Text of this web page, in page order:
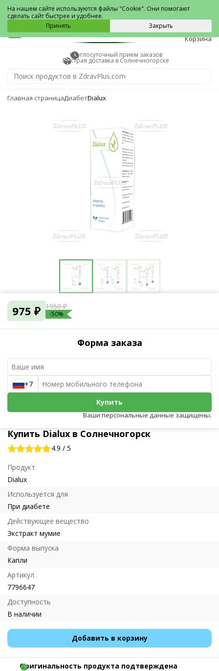
Солнечногорск
0
Корзина
Круглосуточный прием заказов
Быстрая доставка в Солнечногорске
Главная страницаДиабетDialux
Купить Dialux в Солнечногорск
4.9 / 5
Продукт
Dialux
Используется для
При диабете
Действующее вещество
Экстракт мумие
Форма выпуска
Капли
Артикул
7796647
Доступность
В наличии
Добавить в корзину
975 ₽ 1950 ₽
-50%
Форма заказа
+7
Купить
Ваши персональные данные защищены.
Оригинальность продукта подтверждена
На нашем сайте используются файлы "Cookie". Они помогают
сделать сайт быстрее и удобнее.
Принять
Закрыть